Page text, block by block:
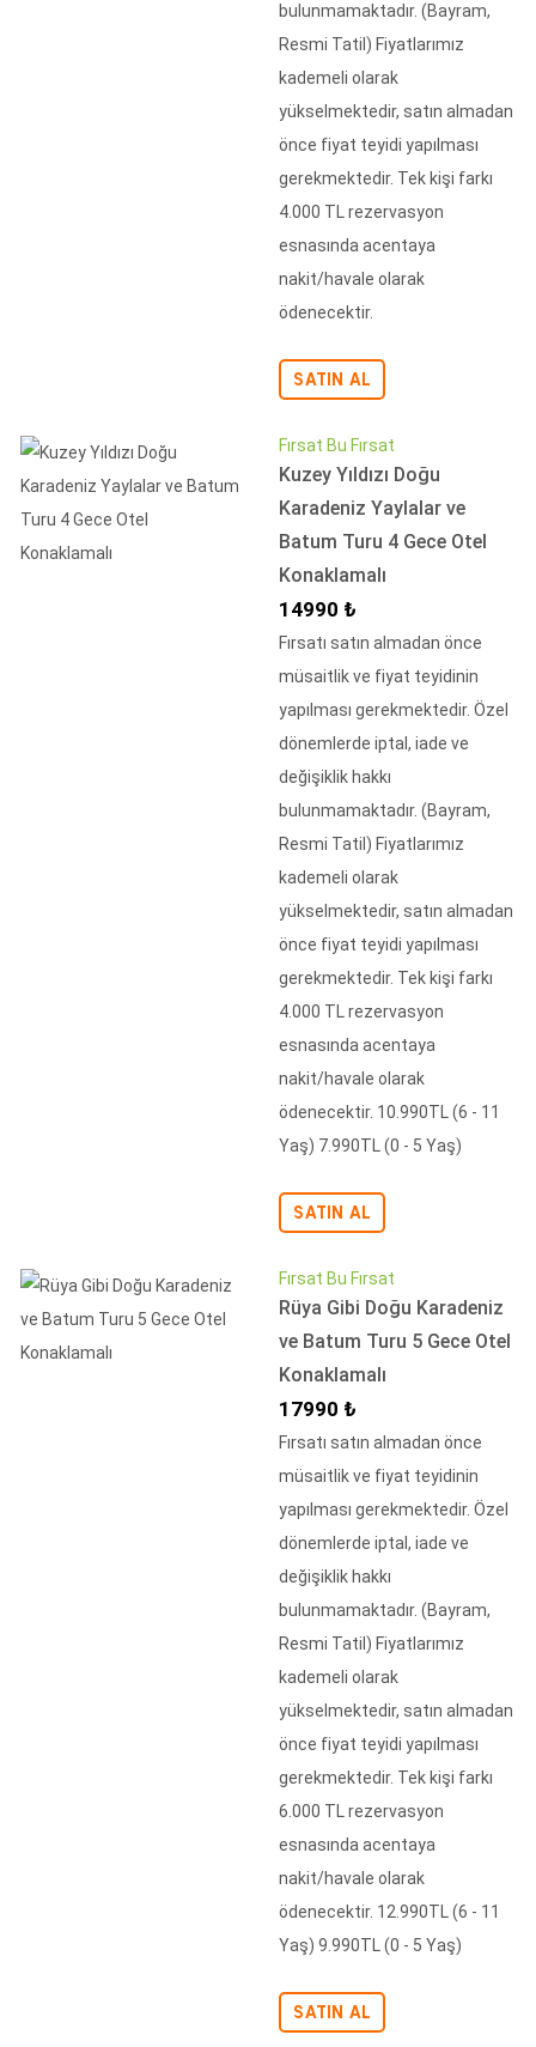
bulunmamaktadır. (Bayram,
Resmi Tatil) Fiyatlarımız
kademeli olarak
yükselmektedir, satın almadan
önce fiyat teyidi yapılması
gerekmektedir. Tek kişi farkı
4.000 TL rezervasyon
esnasında acentaya
nakit/havale olarak
ödenecektir.
SATIN AL
Fırsat Bu Fırsat
Kuzey Yıldızı Doğu
Karadeniz Yaylalar ve
Batum Turu 4 Gece Otel
Konaklamalı
İndirimli Fiyat
14990 ₺
Fırsatı satın almadan önce
müsaitlik ve fiyat teyidinin
yapılması gerekmektedir. Özel
dönemlerde iptal, iade ve
değişiklik hakkı
bulunmamaktadır. (Bayram,
Resmi Tatil) Fiyatlarımız
kademeli olarak
yükselmektedir, satın almadan
önce fiyat teyidi yapılması
gerekmektedir. Tek kişi farkı
4.000 TL rezervasyon
esnasında acentaya
nakit/havale olarak
ödenecektir. 10.990TL (6 - 11
Yaş) 7.990TL (0 - 5 Yaş)
SATIN AL
Fırsat Bu Fırsat
Rüya Gibi Doğu Karadeniz
ve Batum Turu 5 Gece Otel
Konaklamalı
İndirimli Fiyat
17990 ₺
Fırsatı satın almadan önce
müsaitlik ve fiyat teyidinin
yapılması gerekmektedir. Özel
dönemlerde iptal, iade ve
değişiklik hakkı
bulunmamaktadır. (Bayram,
Resmi Tatil) Fiyatlarımız
kademeli olarak
yükselmektedir, satın almadan
önce fiyat teyidi yapılması
gerekmektedir. Tek kişi farkı
6.000 TL rezervasyon
esnasında acentaya
nakit/havale olarak
ödenecektir. 12.990TL (6 - 11
Yaş) 9.990TL (0 - 5 Yaş)
SATIN AL